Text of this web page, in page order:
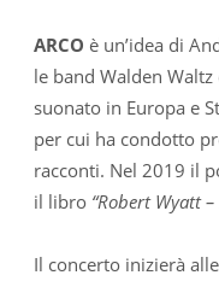
ARCO è un’idea di
le band Walden
suonato in Europa e
per cui ha condotto
racconti. Nel 2019 il
il libro “Robert Wyatt
Il concerto inizierà